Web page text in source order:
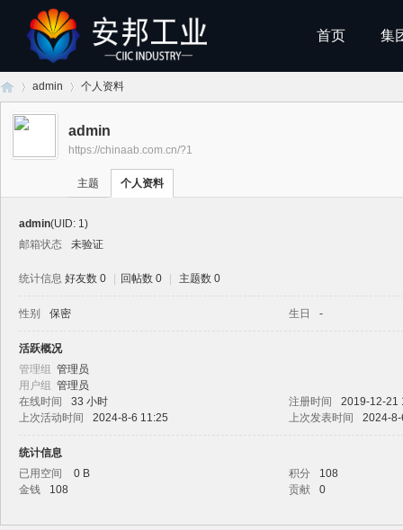
首页 集
工
›
admin 个人资料
admin
https://chinaab.com.cn/?1
主题 个人资料
admin(UID: 1)
邮箱状态
未验证
统计信息 好友数 0 回帖数 0 主题数 0
性别 保密 生日 -
活跃概况
管理组 管理员
用户组 管理员
在线时间
33 小时 注册时间
2019-12-21
上次活动时间
2024-8-6 11:25 上次发表时间 2024-
统计信息
已用空间
0 B 积分
108
金钱
108 贡献 0